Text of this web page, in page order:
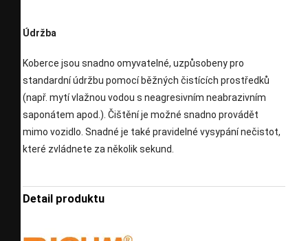
Údržba
Koberce jsou snadno omyvatelné, uzpůsobeny pro
standardní údržbu pomocí běžných čistících prostředků
(např. mytí vlažnou vodou s neagresivním neabrazivním
saponátem apod.). Čištění je možné snadno provádět
mimo vozidlo. Snadné je také pravidelné vysypání nečistot,
které zvládnete za několik sekund.
Detail produktu